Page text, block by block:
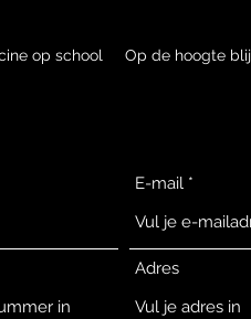
op school Op de hoogte
E-mail
Adres